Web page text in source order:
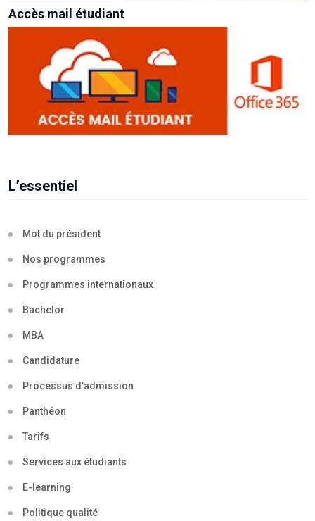
Accès mail étudiant
L’essentiel
Mot du président
Nos programmes
Programmes internationaux
Bachelor
MBA
Candidature
Processus d’admission
Panthéon
Tarifs
Services aux étudiants
E-learning
Politique qualité